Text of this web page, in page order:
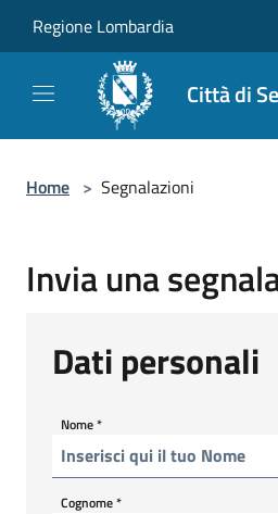
Regione Lombardia
Città di
Home > Segnalazioni
Invia una
Dati personali
Nome*
Cognome*